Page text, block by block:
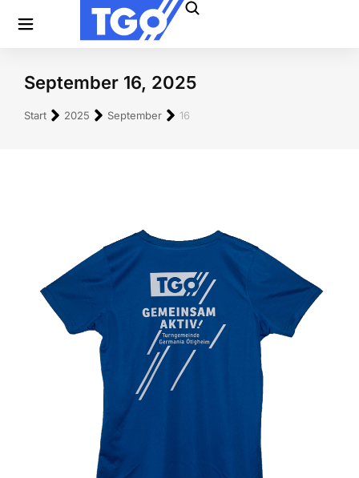
September 16, 2025
Sie befinden sich hier:
Start 2025 September 16